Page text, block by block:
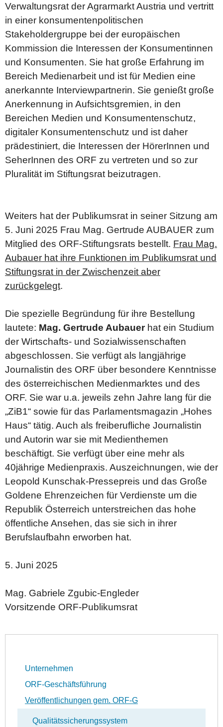
Verwaltungsrat der Agrarmarkt Austria und vertritt
in einer konsumentenpolitischen
Stakeholdergruppe bei der europäischen
Kommission die Interessen der Konsumentinnen
und Konsumenten. Sie hat große Erfahrung im
Bereich Medienarbeit und ist für Medien eine
anerkannte Interviewpartnerin. Sie genießt große
Anerkennung in Aufsichtsgremien, in den
Bereichen Medien und Konsumentenschutz,
digitaler Konsumentenschutz und ist daher
prädestiniert, die Interessen der HörerInnen und
SeherInnen des ORF zu vertreten und so zur
Pluralität im Stiftungsrat beizutragen.
Weiters hat der Publikumsrat in seiner Sitzung am
5. Juni 2025 Frau Mag. Gertrude AUBAUER zum
Mitglied des ORF-Stiftungsrats bestellt. Frau Mag.
Aubauer hat ihre Funktionen im Publikumsrat und
Stiftungsrat in der Zwischenzeit aber
zurückgelegt.
Die spezielle Begründung für ihre Bestellung
lautete: Mag. Gertrude Aubauerhat ein Studium
der Wirtschafts- und Sozialwissenschaften
abgeschlossen. Sie verfügt als langjährige
Journalistin des ORF über besondere Kenntnisse
des österreichischen Medienmarktes und des
ORF. Sie war u.a. jeweils zehn Jahre lang für die
„ZiB1“ sowie für das Parlamentsmagazin „Hohes
Haus“ tätig. Auch als freiberufliche Journalistin
und Autorin war sie mit Medienthemen
beschäftigt. Sie verfügt über eine mehr als
40jährige Medienpraxis. Auszeichnungen, wie der
Leopold Kunschak-Pressepreis und das Große
Goldene Ehrenzeichen für Verdienste um die
Republik Österreich unterstreichen das hohe
öffentliche Ansehen, das sie sich in ihrer
Berufslaufbahn erworben hat.
5. Juni 2025
Mag. Gabriele Zgubic-Engleder
Vorsitzende ORF-Publikumsrat
Unternehmen
ORF-Geschäftsführung
Veröffentlichungen gem. ORF-G
Qualitätssicherungssystem